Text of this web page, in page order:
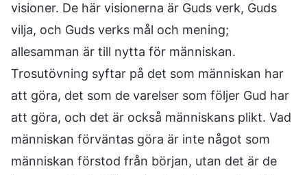
visioner. De här visionerna är Guds verk, Guds
vilja, och Guds verks mål och mening;
allesamman är till nytta för människan.
Trosutövning syftar på det som människan har
att göra, det som de varelser som följer Gud har
att göra, och det är också människans plikt. Vad
människan förväntas göra är inte något som
människan förstod från början, utan det är de